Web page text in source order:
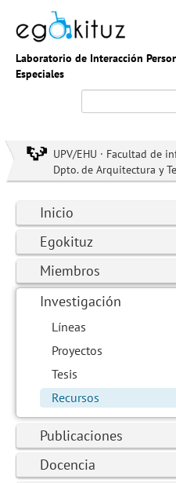
Laboratorio de Interacción
Especiales
UPV/EHU · Facultad de
Dpto. de Arquitectura y
Inicio
Egokituz
Miembros
Investigación
Líneas
Proyectos
Tesis
Recursos
Publicaciones
Docencia